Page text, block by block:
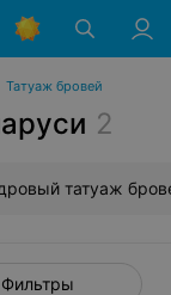
Татуаж бровей
2
татуаж
Фильтры